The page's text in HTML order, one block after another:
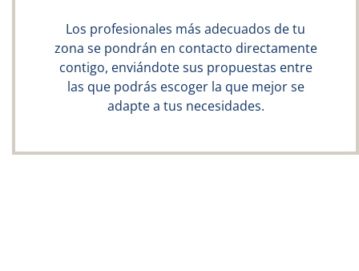
Los profesionales más adecuados de tu
zona se pondrán en contacto directamente
contigo, enviándote sus propuestas entre
las que podrás escoger la que mejor se
adapte a tus necesidades.